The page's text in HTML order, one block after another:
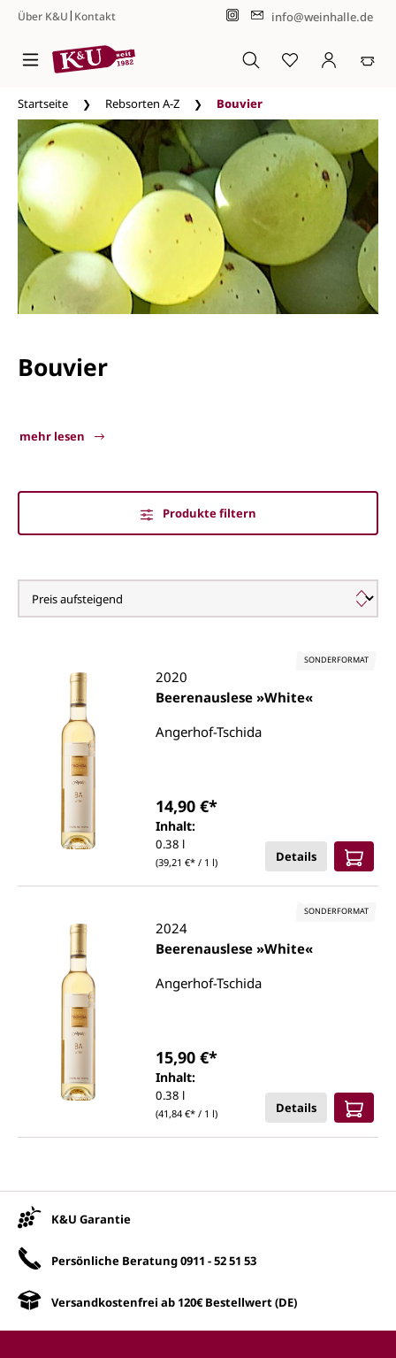
Zum Hauptinhalt springen
Über K&U| Kontakt info@weinhalle.de
Startseite Rebsorten A-Z Bouvier
Bouvier
mehr lesen
Produkte filtern
Bouvier
SONDERFORMAT
2020
Beerenauslese »White«
Angerhof-Tschida
Inhalt:
0.38 l
(39,21 €* / 1 l)
14,90 €*
Details
SONDERFORMAT
2024
Beerenauslese »White«
Angerhof-Tschida
Inhalt:
0.38 l
(41,84 €* / 1 l)
15,90 €*
Details
K&U Garantie
Persönliche Beratung0911 - 52 51 53
Versandkostenfrei ab 120€ Bestellwert (DE)